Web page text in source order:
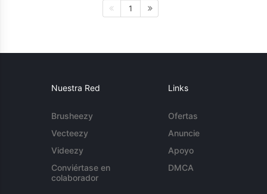
1
Nuestra Red
Brusheezy
Vecteezy
Videezy
Conviértase en
colaborador
Links
Ofertas
Anuncie
Apoyo
DMCA